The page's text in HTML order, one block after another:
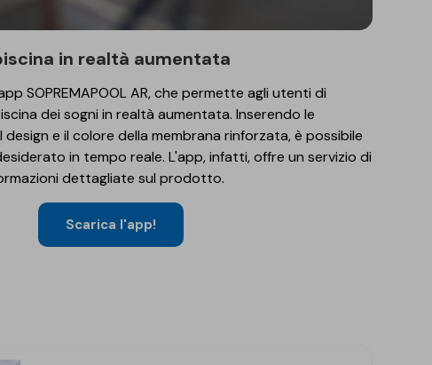
in realtà aumentata
SOPREMAPOOL AR, che permette agli utenti di
dei sogni in realtà aumentata. Inserendo le
design e il colore della membrana rinforzata, è possibile
in tempo reale. L'app, infatti, offre un servizio di
dettagliate sul prodotto.
Scarica l'app!